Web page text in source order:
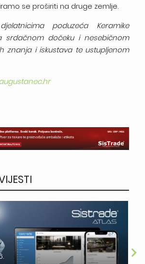
se proširiti na druge zemlje.
poduzeća Keramike
srdačnom dočeku i nesebičnom
znanja i iskustava te ustupljenom